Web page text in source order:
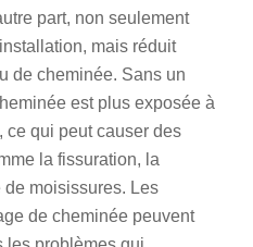
part, non seulement
mais réduit
de cheminée. Sans un
est plus exposée à
ce qui peut causer des
la fissuration, la
moisissures. Les
de cheminée peuvent